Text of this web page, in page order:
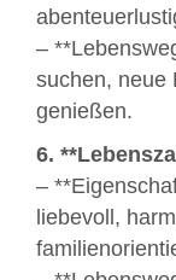
–
suchen, neue
genießen.
6.
–
liebevoll,